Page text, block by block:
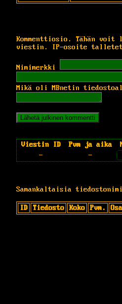
Kommenttiosio. Tähän
viestin. IP-osoite
Nimimerkki
Mikä oli MBnetin
Viestin ID Pvm ja aika
-
-
Samankaltaisia
ID Tiedosto Koko Pvm.